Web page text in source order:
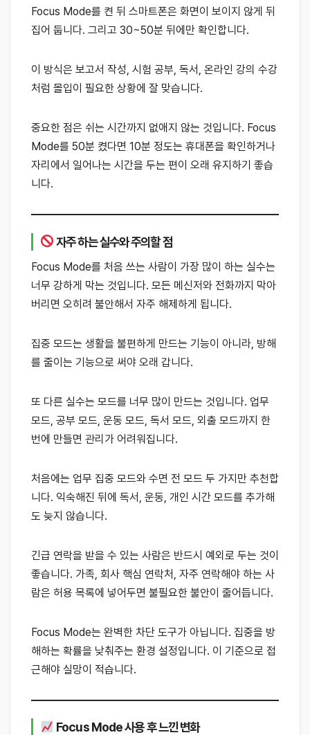
Focus Mode를 켠 뒤 스마트폰은 화면이 보이지 않게 뒤
집어 둡니다. 그리고 30~50분 뒤에만 확인합니다.
이 방식은 보고서 작성, 시험 공부, 독서, 온라인 강의 수강
처럼 몰입이 필요한 상황에 잘 맞습니다.
중요한 점은 쉬는 시간까지 없애지 않는 것입니다. Focus
Mode를 50분 켰다면 10분 정도는 휴대폰을 확인하거나
자리에서 일어나는 시간을 두는 편이 오래 유지하기 좋습
니다.
자주 하는 실수와 주의할 점
Focus Mode를 처음 쓰는 사람이 가장 많이 하는 실수는
너무 강하게 막는 것입니다. 모든 메신저와 전화까지 막아
버리면 오히려 불안해서 자주 해제하게 됩니다.
집중 모드는 생활을 불편하게 만드는 기능이 아니라, 방해
를 줄이는 기능으로 써야 오래 갑니다.
또 다른 실수는 모드를 너무 많이 만드는 것입니다. 업무
모드, 공부 모드, 운동 모드, 독서 모드, 외출 모드까지 한
번에 만들면 관리가 어려워집니다.
처음에는 업무 집중 모드와 수면 전 모드 두 가지만 추천합
니다. 익숙해진 뒤에 독서, 운동, 개인 시간 모드를 추가해
도 늦지 않습니다.
긴급 연락을 받을 수 있는 사람은 반드시 예외로 두는 것이
좋습니다. 가족, 회사 핵심 연락처, 자주 연락해야 하는 사
람은 허용 목록에 넣어두면 불필요한 불안이 줄어듭니다.
Focus Mode는 완벽한 차단 도구가 아닙니다. 집중을 방
해하는 확률을 낮춰주는 환경 설정입니다. 이 기준으로 접
근해야 실망이 적습니다.
Focus Mode 사용 후 느낀 변화